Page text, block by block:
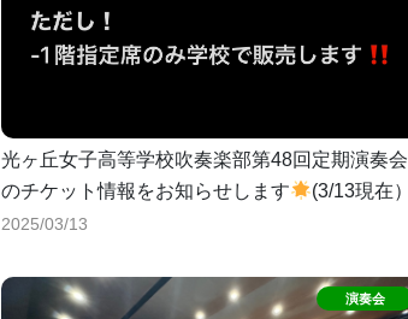
光ヶ丘女子高等学校吹奏楽部第48回定期演奏会
のチケット情報をお知らせします
(3/13現在）
2025/03/13